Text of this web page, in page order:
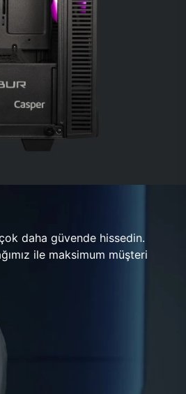
daha güvende hissedin.
ile maksimum müşteri